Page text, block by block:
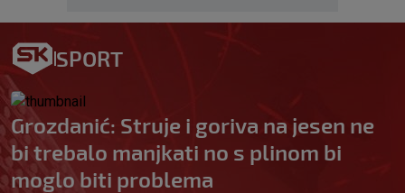
SPORT
Grozdanić: Struje i goriva na jesen ne
bi trebalo manjkati no s plinom bi
moglo biti problema